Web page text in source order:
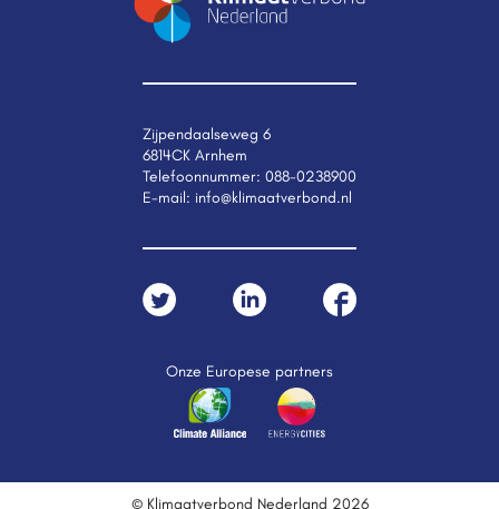
Zijpendaalseweg 6
6814CK Arnhem
Telefoonnummer: 088-0238900
E-mail: info@klimaatverbond.nl
Onze Europese partners
© Klimaatverbond Nederland 2026